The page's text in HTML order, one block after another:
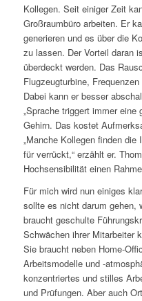
Kollegen. Seit einiger Zeit
Großraumbüro arbeiten. Er
generieren und es über die
zu lassen. Der Vorteil daran
überdeckt werden. Das
Flugzeugturbine,
Dabei kann er besser
„Sprache triggert immer
Gehirn. Das kostet
„Manche Kollegen finden
für verrückt,“ erzählt er.
Hochsensibilität einen
Für mich wird nun einiges
sollte es nicht darum gehen,
braucht geschulte
Schwächen ihrer Mitarbeiter
Sie braucht neben Home-
Arbeitsmodelle und -
konzentriertes und stilles
und Prüfungen. Aber auch